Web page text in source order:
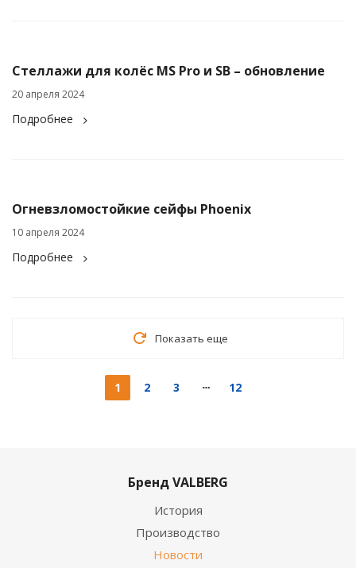
Стеллажи для колёс MS Pro и SB – обновление
20 апреля 2024
Подробнее
Огневзломостойкие сейфы Phoenix
10 апреля 2024
Подробнее
Показать еще
1 2 3 12
Бренд VALBERG
История
Производство
Новости